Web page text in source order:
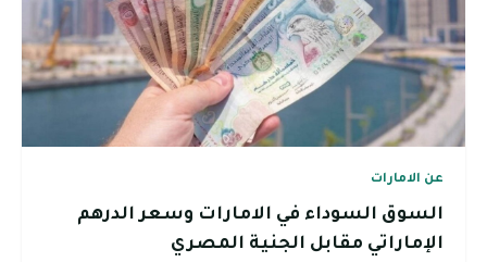
عن الامارات
السوق السوداء في الامارات وسعر الدرهم
الإماراتي مقابل الجنية المصري